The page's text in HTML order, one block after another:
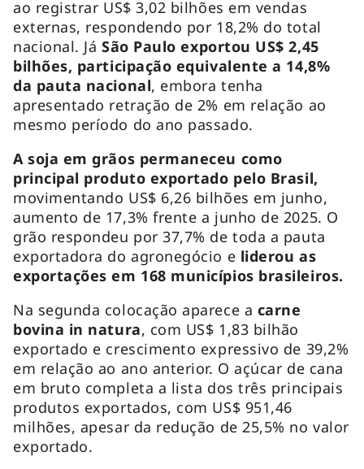
ao registrar US$ 3,02 bilhões em vendas
externas, respondendo por 18,2% do total
nacional. JáSão Paulo exportou US$ 2,45
bilhões, participação equivalente a 14,8%
da pauta nacional, embora tenha
apresentado retração de 2% em relação ao
mesmo período do ano passado.
A soja em grãos permaneceu como
principal produto exportado pelo Brasil,
movimentando US$ 6,26 bilhões em junho,
aumento de 17,3% frente a junho de 2025. O
grão respondeu por 37,7% de toda a pauta
exportadora do agronegócio e liderou as
exportações em 168 municípios brasileiros.
Na segunda colocação aparece a carne
bovina in natura, com US$ 1,83 bilhão
exportado e crescimento expressivo de 39,2%
em relação ao ano anterior. O açúcar de cana
em bruto completa a lista dos três principais
produtos exportados, com US$ 951,46
milhões, apesar da redução de 25,5% no valor
exportado.